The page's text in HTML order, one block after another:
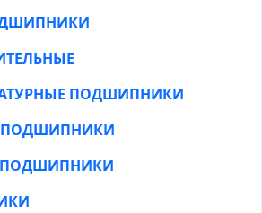
ПОДШИПНИКИ